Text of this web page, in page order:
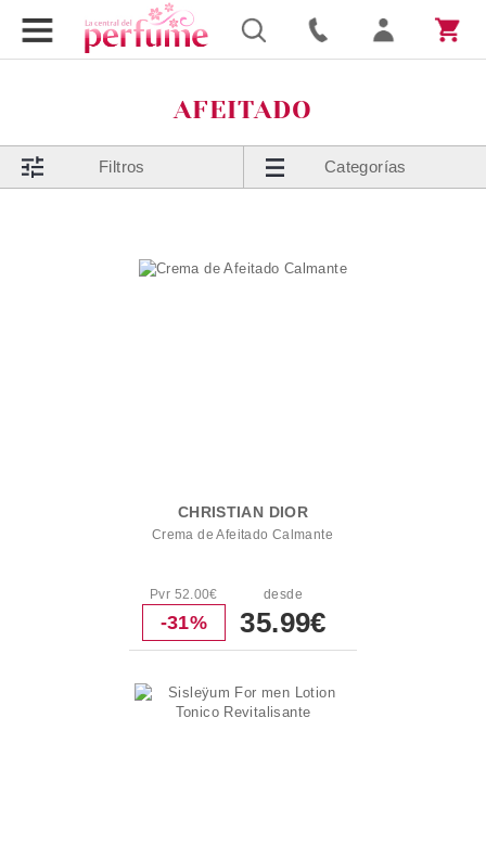
AFEITADO
Filtros Categorías
CHRISTIAN DIOR
Crema de Afeitado Calmante
Pvr 52.00€
-31%
desde
35.99€